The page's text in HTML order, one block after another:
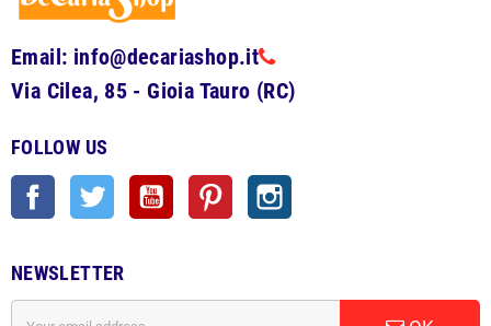
Email: info@decariashop.it
Via Cilea, 85 - Gioia Tauro (RC)
FOLLOW US
Facebook Twitter YouTube Pinterest
NEWSLETTER